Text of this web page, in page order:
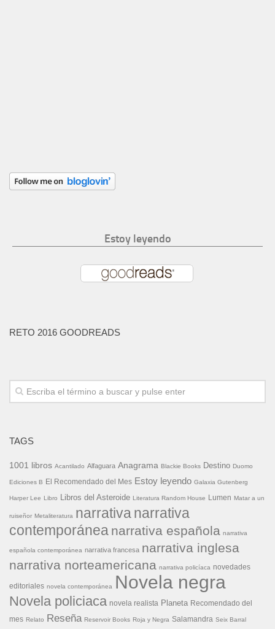
Estoy leyendo
RETO 2016 GOODREADS
TAGS
1001 libros Acantilado Alfaguara Anagrama Blackie Books Destino Duomo
Ediciones B El Recomendado del Mes Estoy leyendo Galaxia Gutenberg
Harper Lee Libro Libros del Asteroide Literatura Random House Lumen Matar a un
ruiseñor Metaliteratura narrativa narrativa
contemporánea narrativa española narrativa
española contemporánea narrativa francesa narrativa inglesa
narrativa norteamericana narrativa policíaca novedades
editoriales novela contemporánea Novela negra
Novela policiaca novela realista Planeta Recomendado del
mes Relato Reseña Reservoir Books Roja y Negra Salamandra Seix Barral